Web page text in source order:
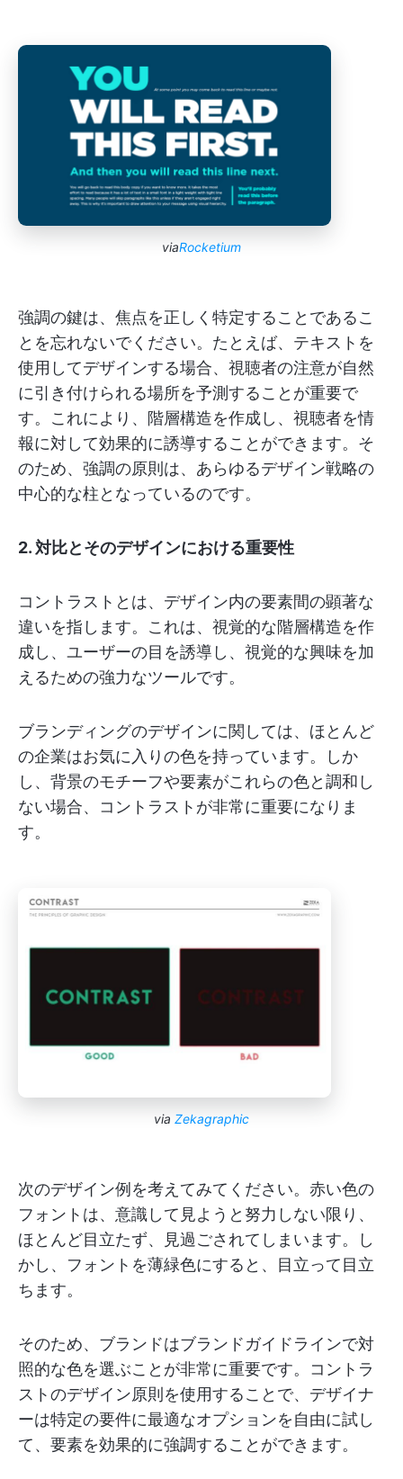
viaRocketium
強調の鍵は、焦点を正しく特定することであるこ
とを忘れないでください。たとえば、テキストを
使用してデザインする場合、視聴者の注意が自然
に引き付けられる場所を予測することが重要で
す。これにより、階層構造を作成し、視聴者を情
報に対して効果的に誘導することができます。そ
のため、強調の原則は、あらゆるデザイン戦略の
中心的な柱となっているのです。
2. 対比とそのデザインにおける重要性
コントラストとは、デザイン内の要素間の顕著な
違いを指します。これは、視覚的な階層構造を作
成し、ユーザーの目を誘導し、視覚的な興味を加
えるための強力なツールです。
ブランディングのデザインに関しては、ほとんど
の企業はお気に入りの色を持っています。しか
し、背景のモチーフや要素がこれらの色と調和し
ない場合、コントラストが非常に重要になりま
す。
via Zekagraphic
次のデザイン例を考えてみてください。赤い色の
フォントは、意識して見ようと努力しない限り、
ほとんど目立たず、見過ごされてしまいます。し
かし、フォントを薄緑色にすると、目立って目立
ちます。
そのため、ブランドはブランドガイドラインで対
照的な色を選ぶことが非常に重要です。コントラ
ストのデザイン原則を使用することで、デザイナ
ーは特定の要件に最適なオプションを自由に試し
て、要素を効果的に強調することができます。